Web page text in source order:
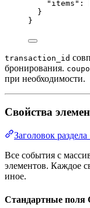
"items" :
}
}
transaction_id
бронирования.
при необходимости.
Свойства
Заголовок
Все события с
элементов. Каждое
иное.
Стандартные поля